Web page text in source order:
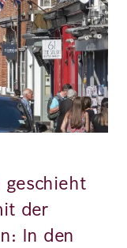
geschieht
der
In den